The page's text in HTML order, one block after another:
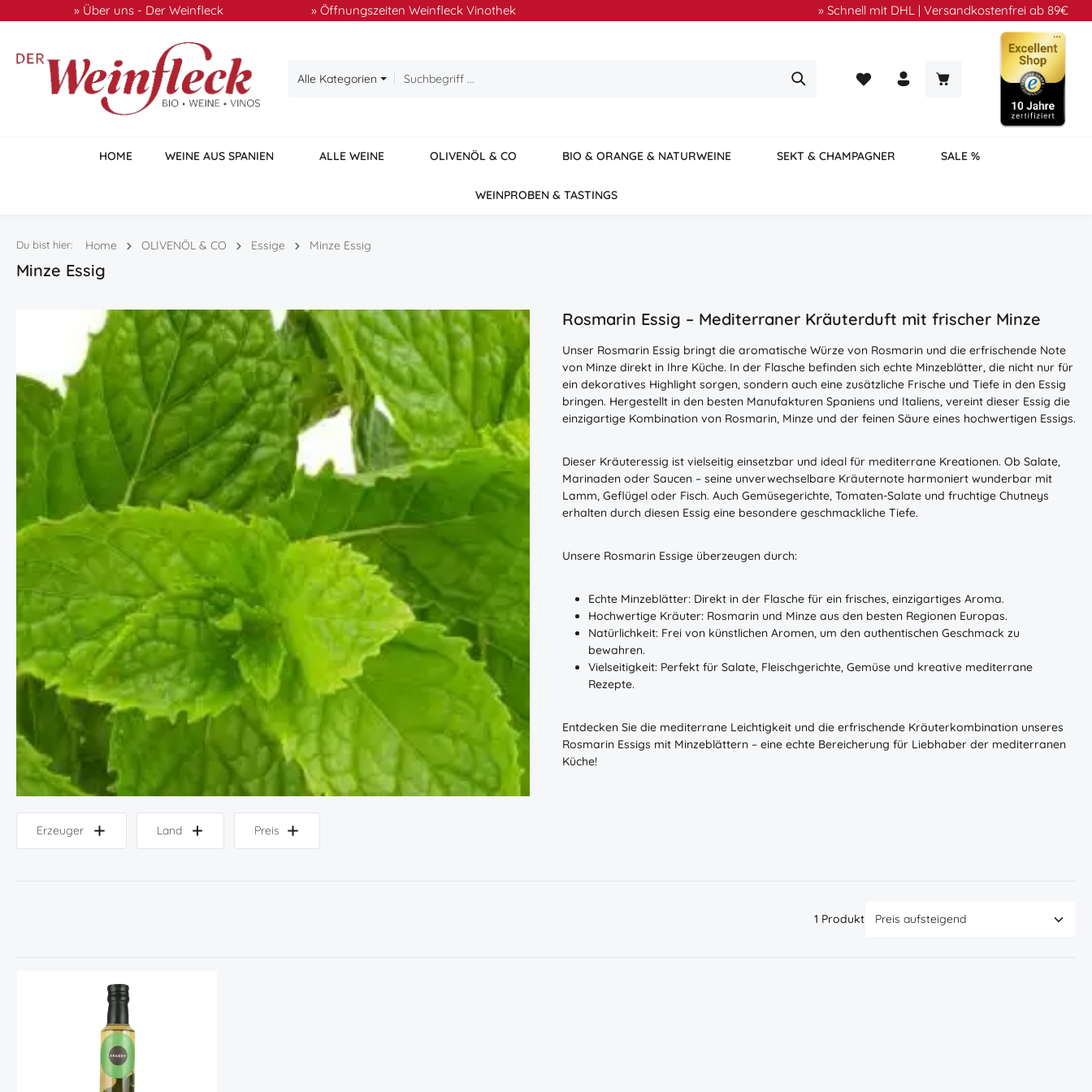
Hauptinhalt springen
Zur Suche springen
Zur Hauptnavigation springen
» Über uns - Der Weinfleck » Öffnungszeiten Weinfleck Vinothek » Schnell mit DHL | Versandkostenfrei ab 89€
Alle Kategorien
Du hast 0 Produkte auf dem Merkzettel
Warenkorb enthält 0
HOME WEINE AUS SPANIEN ALLE WEINE OLIVENÖL & CO BIO & ORANGE & NATURWEINE SEKT & CHAMPAGNER SALE %
WEINPROBEN & TASTINGS
Du bist hier: Home OLIVENÖL & CO Essige Minze Essig
Minze Essig
Rosmarin Essig – Mediterraner Kräuterduft mit frischer Minze
Unser Rosmarin Essig bringt die aromatische Würze von Rosmarin und die erfrischende Note
von Minze direkt in Ihre Küche. In der Flasche befinden sich echte Minzeblätter, die nicht nur für
ein dekoratives Highlight sorgen, sondern auch eine zusätzliche Frische und Tiefe in den Essig
bringen. Hergestellt in den besten Manufakturen Spaniens und Italiens, vereint dieser Essig die
einzigartige Kombination von Rosmarin, Minze und der feinen Säure eines hochwertigen Essigs.
Dieser Kräuteressig ist vielseitig einsetzbar und ideal für mediterrane Kreationen. Ob Salate,
Marinaden oder Saucen – seine unverwechselbare Kräuternote harmoniert wunderbar mit
Lamm, Geflügel oder Fisch. Auch Gemüsegerichte, Tomaten-Salate und fruchtige Chutneys
erhalten durch diesen Essig eine besondere geschmackliche Tiefe.
Unsere Rosmarin Essige überzeugen durch:
Echte Minzeblätter: Direkt in der Flasche für ein frisches, einzigartiges Aroma.
Hochwertige Kräuter: Rosmarin und Minze aus den besten Regionen Europas.
Natürlichkeit: Frei von künstlichen Aromen, um den authentischen Geschmack zu
bewahren.
Vielseitigkeit: Perfekt für Salate, Fleischgerichte, Gemüse und kreative mediterrane
Rezepte.
Entdecken Sie die mediterrane Leichtigkeit und die erfrischende Kräuterkombination unseres
Rosmarin Essigs mit Minzeblättern – eine echte Bereicherung für Liebhaber der mediterranen
Küche!
Erzeuger Land Preis
1 Produkt